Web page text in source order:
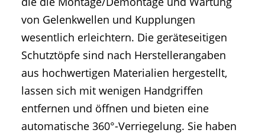
von Gelenkwellen und Kupplungen
wesentlich erleichtern. Die geräteseitigen
Schutztöpfe sind nach Herstellerangaben
aus hochwertigen Materialien hergestellt,
lassen sich mit wenigen Handgriffen
entfernen und öffnen und bieten eine
automatische 360°-Verriegelung. Sie haben